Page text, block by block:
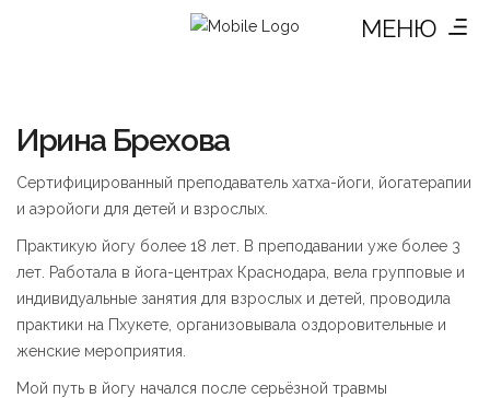
МЕНЮ
Ирина Брехова
Сертифицированный преподаватель хатха-йоги, йогатерапии
и аэройоги для детей и взрослых.
Практикую йогу более 18 лет. В преподавании уже более 3
лет. Работала в йога-центрах Краснодара, вела групповые и
индивидуальные занятия для взрослых и детей, проводила
практики на Пхукете, организовывала оздоровительные и
женские мероприятия.
Мой путь в йогу начался после серьёзной травмы